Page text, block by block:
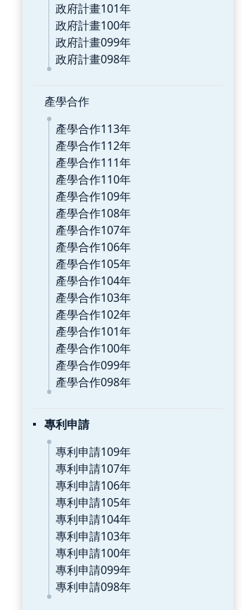
政府計畫101年
政府計畫100年
政府計畫099年
政府計畫098年
產學合作
產學合作113年
產學合作112年
產學合作111年
產學合作110年
產學合作109年
產學合作108年
產學合作107年
產學合作106年
產學合作105年
產學合作104年
產學合作103年
產學合作102年
產學合作101年
產學合作100年
產學合作099年
產學合作098年
專利申請
專利申請109年
專利申請107年
專利申請106年
專利申請105年
專利申請104年
專利申請103年
專利申請100年
專利申請099年
專利申請098年